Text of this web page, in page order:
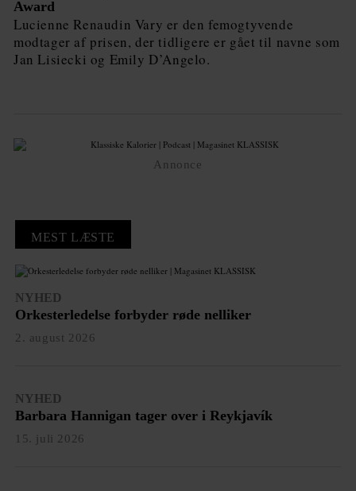
Award
Lucienne Renaudin Vary er den femogtyvende
modtager af prisen, der tidligere er gået til navne som
Jan Lisiecki og Emily D’Angelo.
Annonce
MEST LÆSTE
NYHED
Orkesterledelse forbyder røde nelliker
2. august 2026
NYHED
Barbara Hannigan tager over i Reykjavík
15. juli 2026